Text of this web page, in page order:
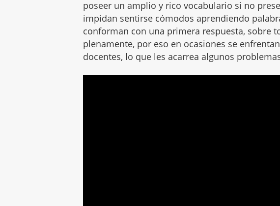
poseer un amplio y rico vocabulario si no
impidan sentirse cómodos aprendiendo
conforman con una primera respuesta, sobre
plenamente, por eso en ocasiones se
docentes, lo que les acarrea algunos